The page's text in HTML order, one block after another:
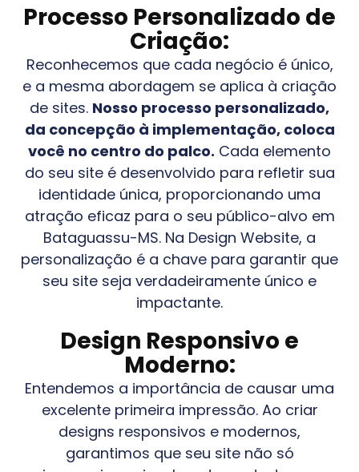
Processo Personalizado de
Criação:
Reconhecemos que cada negócio é único,
e a mesma abordagem se aplica à criação
de sites. Nosso processo personalizado,
da concepção à implementação, coloca
você no centro do palco. Cada elemento
do seu site é desenvolvido para refletir sua
identidade única, proporcionando uma
atração eficaz para o seu público-alvo em
Bataguassu-MS. Na Design Website, a
personalização é a chave para garantir que
seu site seja verdadeiramente único e
impactante.
Design Responsivo e
Moderno:
Entendemos a importância de causar uma
excelente primeira impressão. Ao criar
designs responsivos e modernos,
garantimos que seu site não só